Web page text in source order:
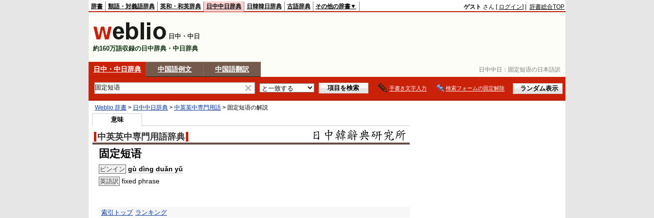
日中中日： 固定短语の日本語訳
辞書 類語・対義語辞典 英和・和英辞典 日中中日辞典 日韓韓日辞典 古語辞典 その他の辞書▼ ゲスト さん [ ログイン] | 辞書総合TOP
日中・中日
約160万語収録の日中辞典・中日辞典
日中・中日辞典 中国語例文 中国語翻訳
手書き文字入力 検索フォームの固定解除
Weblio 辞書 > 日中中日辞典 > 中英英中専門用語 > 固定短语の解説
意味
中英英中専門用語辞典
固定短语
ピンイン gù dìng duǎn yǔ
英語訳 fixed phrase
索引トップ ランキング